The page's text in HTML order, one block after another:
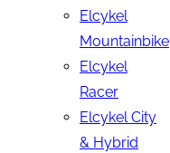
Elcykel
Mountainbike
Elcykel
Racer
Elcykel City
& Hybrid